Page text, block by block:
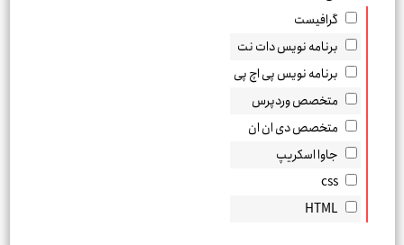
گرافیست
برنامه نویس دات نت
برنامه نویس پی اچ پی
متخصص وردپرس
متخصص دی ان ان
جاوا اسکریپ
css
HTML